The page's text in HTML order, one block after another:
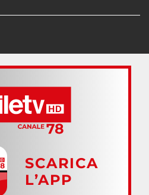
SCARICA
L’APP